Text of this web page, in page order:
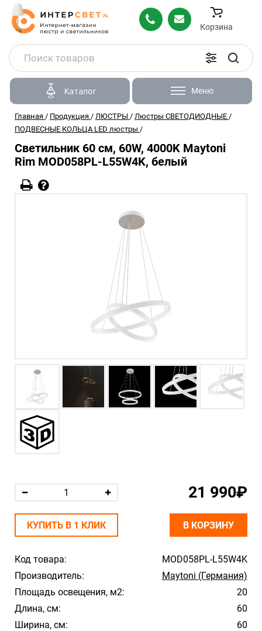
Корзина
Каталог Меню
Главная / Продукция / ЛЮСТРЫ / Люстры СВЕТОДИОДНЫЕ /
ПОДВЕСНЫЕ КОЛЬЦА LED люстры /
Светильник 60 см, 60W, 4000K Maytoni
Rim MOD058PL-L55W4K, белый
Код товара:
MOD058PL-L55W4K
Производитель:
Maytoni (Германия)
Площадь освещения, м2:
20
Длина, см:
60
Ширина, см:
60
21 990₽
КУПИТЬ В 1 КЛИК В КОРЗИНУ